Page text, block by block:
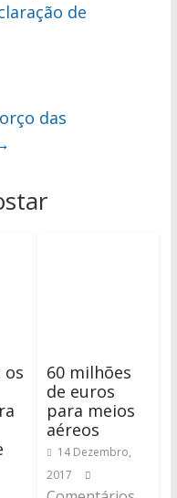
de
das
os
60 milhões
de euros
para meios
aéreos
14 Dezembro,
2017